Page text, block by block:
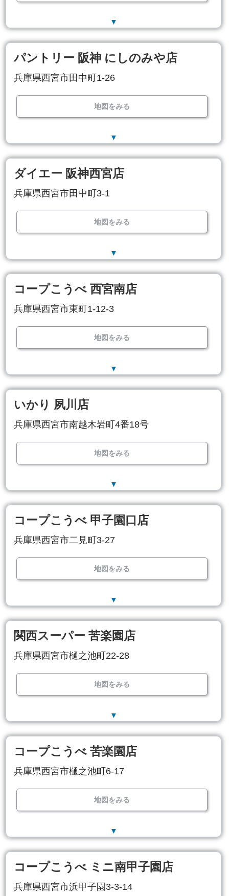
▼
パントリー 阪神 にしのみや店
兵庫県西宮市田中町1-26
地図をみる
▼
ダイエー 阪神西宮店
兵庫県西宮市田中町3-1
地図をみる
▼
コープこうべ 西宮南店
兵庫県西宮市東町1-12-3
地図をみる
▼
いかり 夙川店
兵庫県西宮市南越木岩町4番18号
地図をみる
▼
コープこうべ 甲子園口店
兵庫県西宮市二見町3-27
地図をみる
▼
関西スーパー 苦楽園店
兵庫県西宮市樋之池町22-28
地図をみる
▼
コープこうべ 苦楽園店
兵庫県西宮市樋之池町6-17
地図をみる
▼
コープこうべ ミニ南甲子園店
兵庫県西宮市浜甲子園3-3-14